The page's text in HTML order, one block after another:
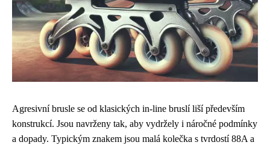
Agresivní brusle se od klasických in-line bruslí liší především
konstrukcí. Jsou navrženy tak, aby vydržely i náročné podmínky
a dopady. Typickým znakem jsou malá kolečka s tvrdostí 88A a